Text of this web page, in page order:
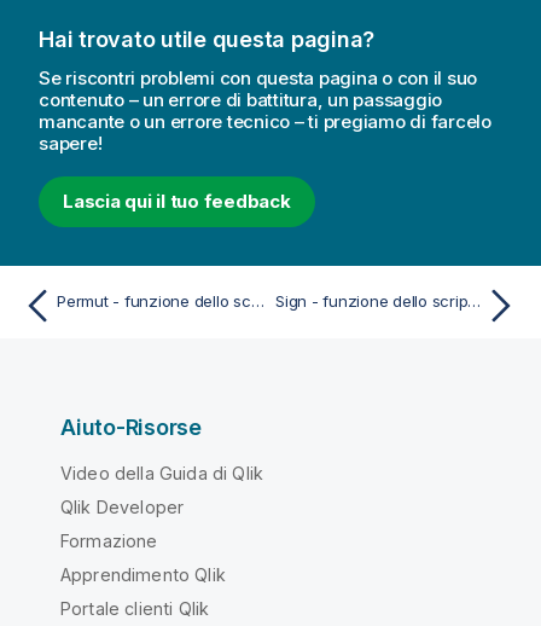
Hai trovato utile questa pagina?
Se riscontri problemi con questa pagina o con il suo
contenuto – un errore di battitura, un passaggio
mancante o un errore tecnico – ti pregiamo di farcelo
sapere!
Lascia qui il tuo feedback
Permut - funzione dello script e del grafico Sign - funzione dello script e del grafico
Aiuto-Risorse
Video della Guida di Qlik
Qlik Developer
Formazione
Apprendimento Qlik
Portale clienti Qlik